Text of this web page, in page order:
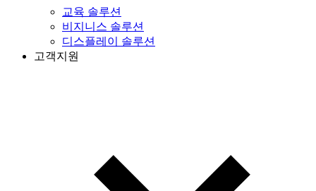
교육 솔루션
비지니스 솔루션
디스플레이 솔루션
고객지원